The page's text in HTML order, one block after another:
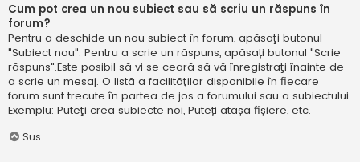
Cum pot crea un nou subiect sau să scriu un răspuns în
forum?
Pentru a deschide un nou subiect în forum, apăsaţi butonul
"Subiect nou". Pentru a scrie un răspuns, apăsați butonul "Scrie
răspuns".Este posibil să vi se ceară să vă înregistraţi înainte de
a scrie un mesaj. O listă a facilităţilor disponibile în fiecare
forum sunt trecute în partea de jos a forumului sau a subiectului.
Exemplu: Puteţi crea subiecte noi, Puteți atașa fișiere, etc.
Sus